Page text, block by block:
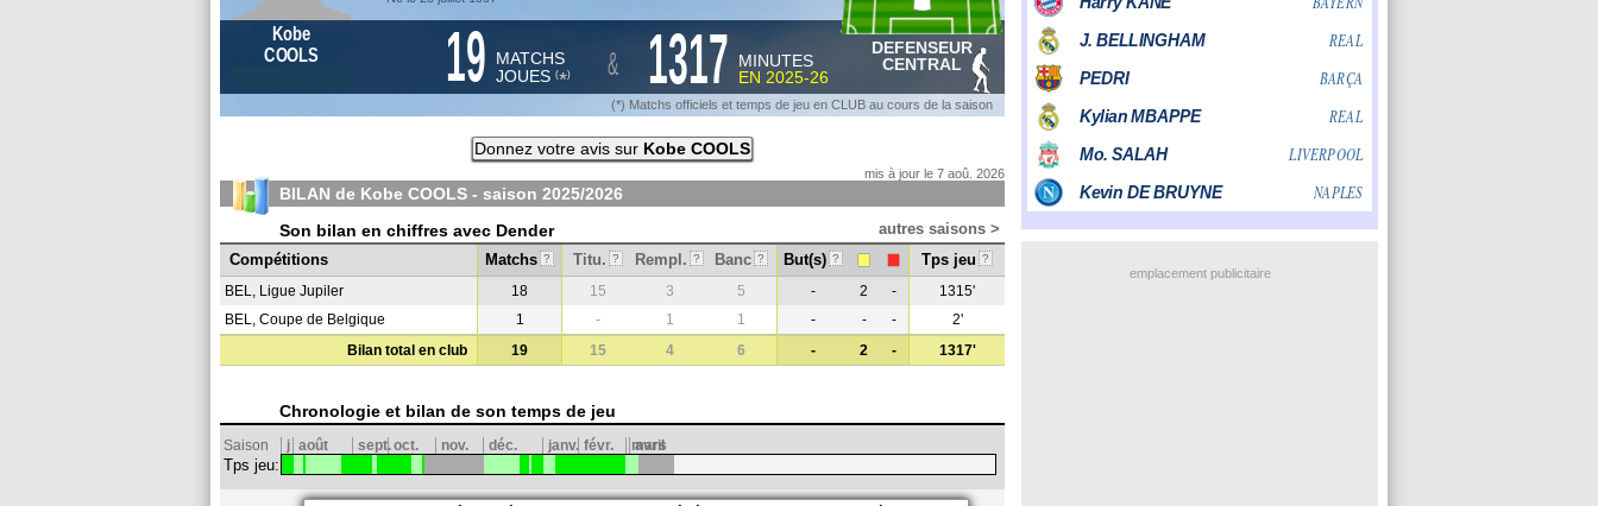
Kobe
COOLS
19 MATCHS
JOUES (*) & 1317
MINUTES
EN 2025-26
DEFENSEUR
CENTRAL
(*) Matchs officiels et temps de jeu en CLUB au cours de la saison
Donnez votre avis sur Kobe COOLS
mis à jour le 7 aoû. 2026
BILAN de Kobe COOLS - saison 2025/2026
Son bilan en chiffres avec Dender
autres saisons >
Compétitions
Matchs ? Titu. ? Rempl. ? Banc ? But(s) ? Tps jeu ?
BEL, Ligue Jupiler 18 15 3 5 - 2 -
1315'
BEL, Coupe de Belgique
1 - 1 1 - - -
2'
Bilan total en club
19 15 4 6 - 2 - 1317'
Chronologie et bilan de son temps de jeu
Saison j août sept.oct. nov. déc. janv. févr. mars
avril
Tps jeu:
emplacement publicitaire